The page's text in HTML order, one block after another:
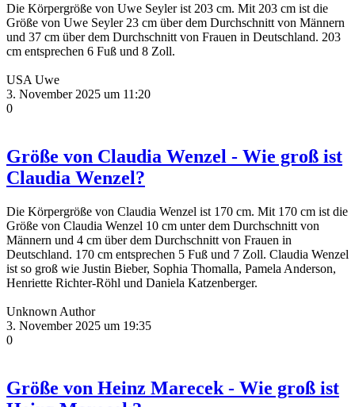
Die Körpergröße von Uwe Seyler ist 203 cm. Mit 203 cm ist die
Größe von Uwe Seyler 23 cm über dem Durchschnitt von Männern
und 37 cm über dem Durchschnitt von Frauen in Deutschland. 203
cm entsprechen 6 Fuß und 8 Zoll.
USA Uwe
3. November 2025 um 11:20
0
Größe von Claudia Wenzel - Wie groß ist
Claudia Wenzel?
Die Körpergröße von Claudia Wenzel ist 170 cm. Mit 170 cm ist die
Größe von Claudia Wenzel 10 cm unter dem Durchschnitt von
Männern und 4 cm über dem Durchschnitt von Frauen in
Deutschland. 170 cm entsprechen 5 Fuß und 7 Zoll. Claudia Wenzel
ist so groß wie Justin Bieber, Sophia Thomalla, Pamela Anderson,
Henriette Richter-Röhl und Daniela Katzenberger.
Unknown Author
3. November 2025 um 19:35
0
Größe von Heinz Marecek - Wie groß ist